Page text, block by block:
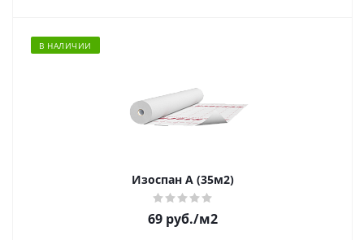
В НАЛИЧИИ
Изоспан A (35м2)
69 руб./м2